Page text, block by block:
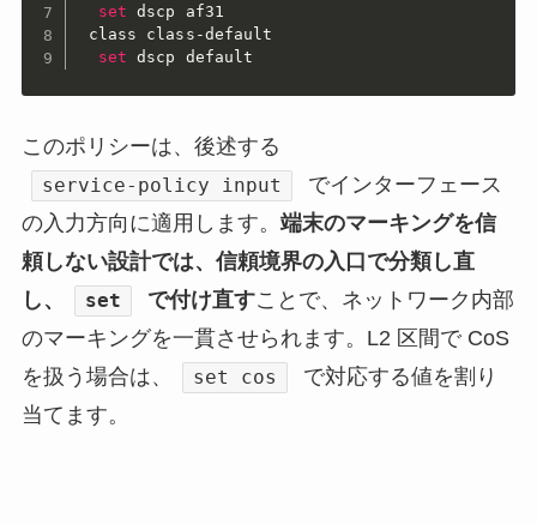
set dscp af31
class class-default
set dscp default
このポリシーは、後述する
service-policy input
でインターフェース
の入力方向に適用します。 端末のマーキングを信
頼しない設計では、信頼境界の入口で分類し直
し、
set で付け直すことで、ネットワーク内部
のマーキングを一貫させられます。L2 区間で CoS
を扱う場合は、
set cos
で対応する値を割り
当てます。